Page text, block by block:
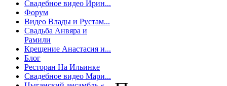
Свадебное видео Ирин...
Форум
Видео Влады и Рустам...
Свадьба Анвяра и
Рамили
Крещение Анастасия и...
Блог
Ресторан На Ильинке
Свадебное видео Мари...